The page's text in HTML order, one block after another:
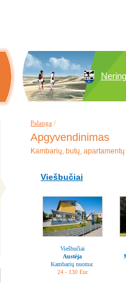
Palanga /
Apgyvendinimas
Kambarių, butų,
Viešbučiai
Viešbučiai
Austėja
Kambarių nuoma:
24 - 130 Eur